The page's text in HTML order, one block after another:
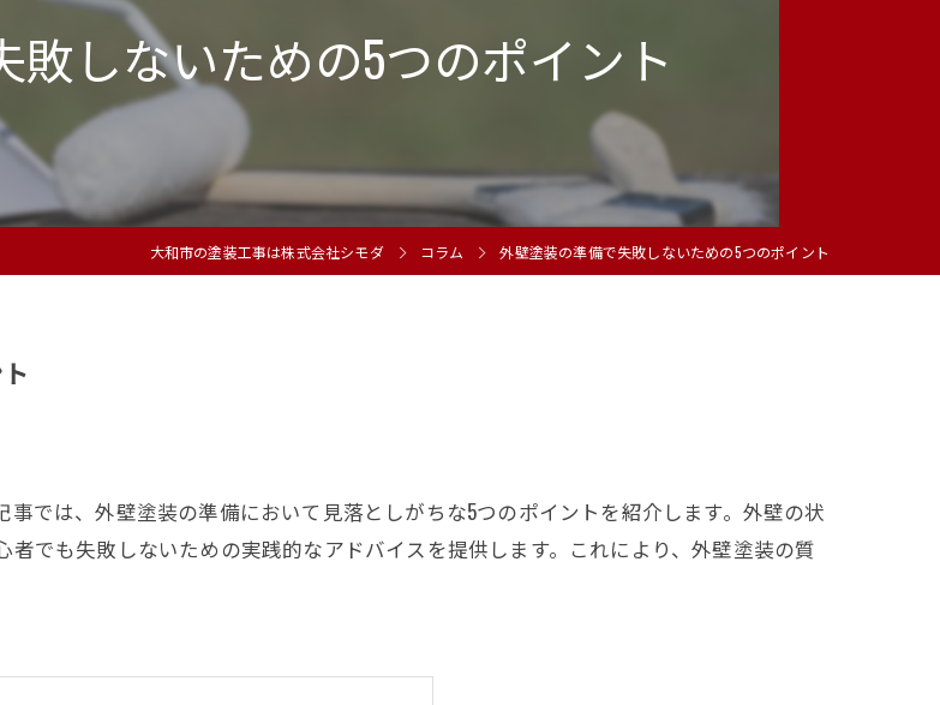
しないための5つのポイント
大和市の塗装工事は株式会社シモダ コラム 外壁塗装の準備で失敗しないための5つのポイント
では、外壁塗装の準備において見落としがちな5つのポイントを紹介します。外壁の状
でも失敗しないための実践的なアドバイスを提供します。これにより、外壁塗装の質